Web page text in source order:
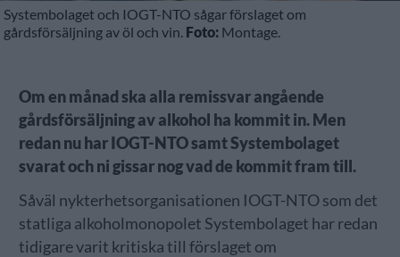
Systembolaget och IOGT-NTO sågar förslaget om
gårdsförsäljning av öl och vin. Foto: Montage.
Om en månad ska alla remissvar angående
gårdsförsäljning av alkohol ha kommit in. Men
redan nu har IOGT-NTO samt Systembolaget
svarat och ni gissar nog vad de kommit fram till.
Såväl nykterhetsorganisationen IOGT-NTO som det
statliga alkoholmonopolet Systembolaget har redan
tidigare varit kritiska till förslaget om